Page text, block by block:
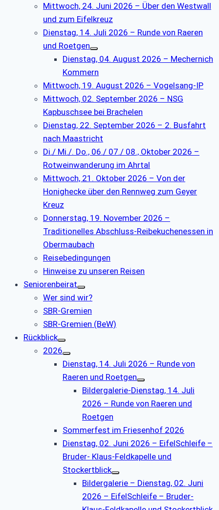
Mittwoch, 24. Juni 2026 – Über den Westwall
und zum Eifelkreuz
Dienstag, 14. Juli 2026 – Runde von Raeren
und Roetgen
Dienstag, 04. August 2026 – Mechernich
Kommern
Mittwoch, 19. August 2026 – Vogelsang-IP
Mittwoch, 02. September 2026 – NSG
Kapbuschsee bei Brachelen
Dienstag, 22. September 2026 – 2. Busfahrt
nach Maastricht
Di./ Mi./. Do., 06./ 07./ 08., Oktober 2026 –
Rotweinwanderung im Ahrtal
Mittwoch, 21. Oktober 2026 – Von der
Honighecke über den Rennweg zum Geyer
Kreuz
Donnerstag, 19. November 2026 –
Traditionelles Abschluss-Reibekuchenessen in
Obermaubach
Reisebedingungen
Hinweise zu unseren Reisen
Seniorenbeirat
Wer sind wir?
SBR-Gremien
SBR-Gremien (BeW)
Rückblick
2026
Dienstag, 14. Juli 2026 – Runde von
Raeren und Roetgen
Bildergalerie-Dienstag, 14. Juli
2026 – Runde von Raeren und
Roetgen
Sommerfest im Friesenhof 2026
Dienstag, 02. Juni 2026 – EifelSchleife –
Bruder- Klaus-Feldkapelle und
Stockertblick
Bildergalerie – Dienstag, 02. Juni
2026 – EifelSchleife – Bruder-